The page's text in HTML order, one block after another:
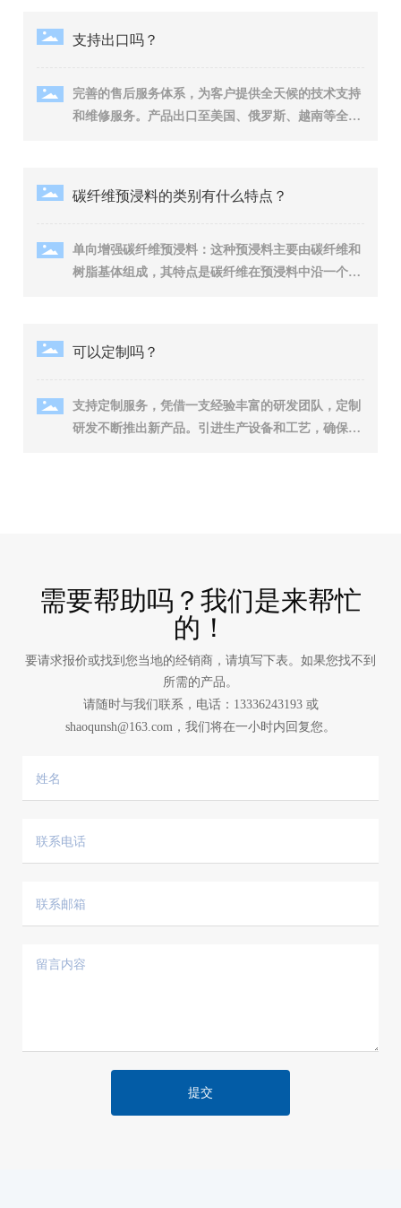
支持出口吗？
完善的售后服务体系，为客户提供全天候的技术支持
和维修服务。产品出口至美国、俄罗斯、越南等全球
碳纤维预浸料的类别有什么特点？
单向增强碳纤维预浸料：‌这种预浸料主要由碳纤维和
树脂基体组成，‌其特点是碳纤维在预浸料中沿一个方
多向增强碳纤维预浸料中的碳纤维在多个方向上排
各个方向上的性能相对均衡。‌多向增强预浸料适用于
需要承受多方向应力的复杂结构，‌能够提供更好的整
可以定制吗？
支持定制服务，凭借一支经验丰富的研发团队，定制
研发不断推出新产品。引进生产设备和工艺，确保产
需要帮助吗？我们是来帮忙
的！
要请求报价或找到您当地的经销商，请填写下表。如果您找不到
所需的产品。
请随时与我们联系，电话： 13336243193或
shaoqunsh@163.com ，我们将在一小时内回复您。
提交